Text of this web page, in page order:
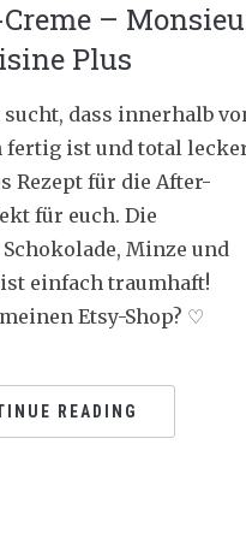
–
Plus
dass innerhalb
fertig ist und total
Rezept für die After-
für euch. Die
Minze und
einfach traumhaft!
Etsy-Shop? ♡
READING